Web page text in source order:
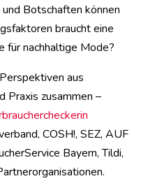
Botschaften können
braucht eine
für nachhaltige Mode?
aus
Praxis zusammen –
COSH!, SEZ, AUF
Bayern, Tildi,